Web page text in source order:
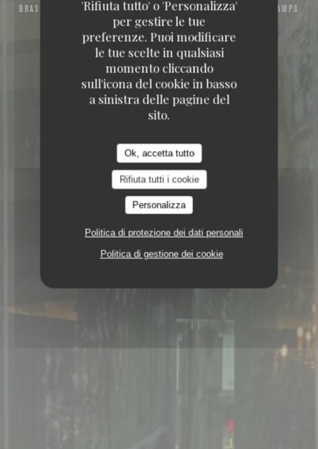
'Rifiuta tutto' o 'Personalizza'
per gestire le tue
preferenze. Puoi modificare
le tue scelte in qualsiasi
momento cliccando
sull'icona del cookie in basso
a sinistra delle pagine del
sito.
Ok, accetta tutto
Rifiuta tutti i cookie
Personalizza
Politica di protezione dei dati personali
Politica di gestione dei cookie
BRASSERIE – FRUITS DE MER A EMPORTER
39, AVENUE DES CHAMPS
ELYSÉES 75008 PARIS